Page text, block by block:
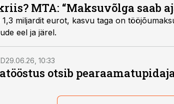
MTA: “Maksuvõlga saab
miljardit eurot, kasvu taga on
eel ja järel.
29.06.26, 10:33
otsib